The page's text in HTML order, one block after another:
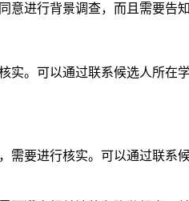
意进行背景调查，而且需要告
实。可以通过联系候选人所
需要进行核实。可以通过联